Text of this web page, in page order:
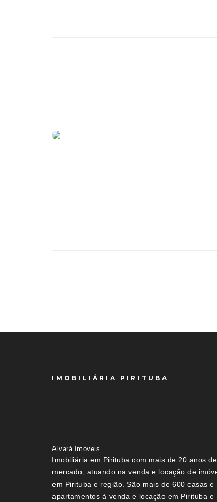
IMOBILIÁRIA PIRITUBA
Alvará Imóveis
Imobiliária em Pirituba com mais de 20 anos de
mercado, atuando na venda e locação de
em Pirituba e região. São mais de 600 casas e
apartamentos à venda e locação em Pirituba e